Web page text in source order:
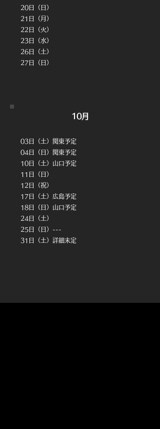
20日（日）
21日（月）
22 日（火）
23日（水）
​26日（土）
​27日（日）
10月
03日（土）関東予定
04日（日）関東予定
10日（土）山口予定
11 日（日）
12日（祝）
17日（土）広島予定
18日（日）山口予定
24 日（土）
25日（日）---
​31日（土）詳細未定